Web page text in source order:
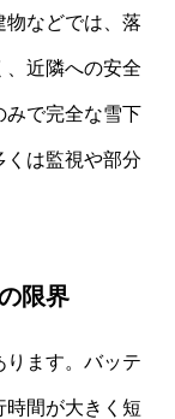
物などでは、落
、近隣への安全
みで完全な雪下
くは監視や部分
限界
ります。バッテ
時間が大きく短